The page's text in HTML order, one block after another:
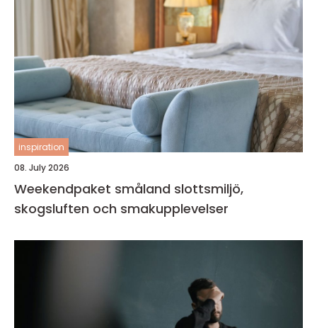
inspiration
08. July 2026
Weekendpaket småland slottsmiljö,
skogsluften och smakupplevelser